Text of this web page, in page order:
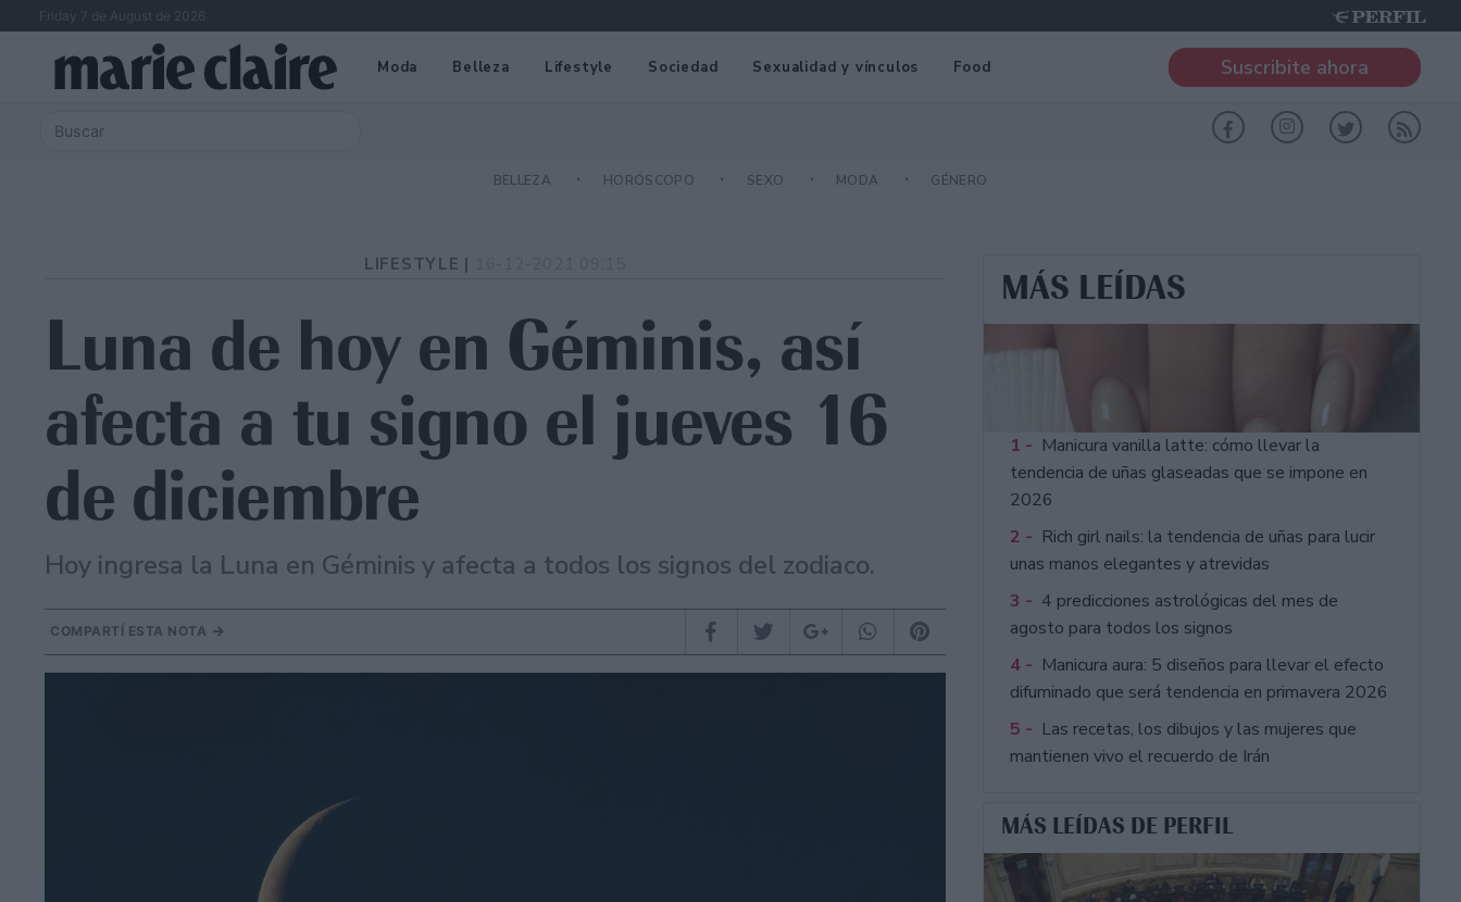
Friday 7 de August de 2026
Moda Belleza Lifestyle Sociedad Sexualidad y vínculos Food Suscribite ahora
BELLEZA HORÓSCOPO SEXO MODA GÉNERO
LIFESTYLE |
Luna de hoy en Géminis, así
afecta a tu signo el jueves 16
de diciembre
Hoy ingresa la Luna en Géminis y afecta a todos los signos del zodiaco.
COMPARTÍ ESTA NOTA
MÁS LEÍDAS
1 - Manicura vanilla latte: cómo llevar la
tendencia de uñas glaseadas que se impone en
2026
2 - Rich girl nails: la tendencia de uñas para lucir
unas manos elegantes y atrevidas
3 - 4 predicciones astrológicas del mes de
agosto para todos los signos
4 - Manicura aura: 5 diseños para llevar el efecto
difuminado que será tendencia en primavera 2026
5 - Las recetas, los dibujos y las mujeres que
mantienen vivo el recuerdo de Irán
MÁS LEÍDAS DE PERFIL